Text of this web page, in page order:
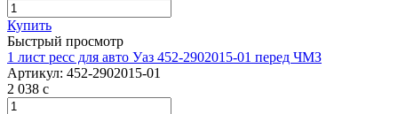
Купить
Быстрый просмотр
1 лист ресс для авто Уаз 452-2902015-01 перед ЧМЗ
Артикул: 452-2902015-01
2 038 c